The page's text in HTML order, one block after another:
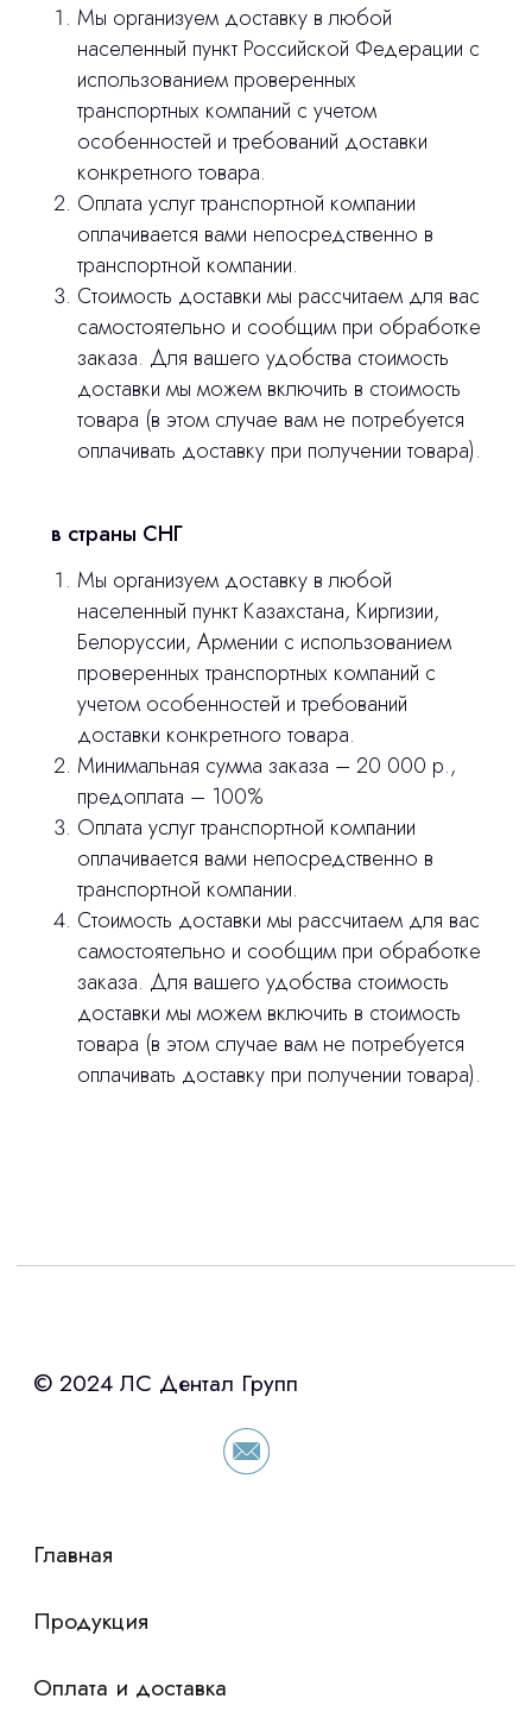
Мы организуем доставку в любой
населенный пункт Российской Федерации с
использованием проверенных
транспортных компаний с учетом
особенностей и требований доставки
конкретного товара.
Оплата услуг транспортной компании
оплачивается вами непосредственно в
транспортной компании.
Стоимость доставки мы рассчитаем для вас
самостоятельно и сообщим при обработке
заказа. Для вашего удобства стоимость
доставки мы можем включить в стоимость
товара (в этом случае вам не потребуется
оплачивать доставку при получении товара).
в страны СНГ
Мы организуем доставку в любой
населенный пункт Казахстана, Киргизии,
Белоруссии, Армении с использованием
проверенных транспортных компаний с
учетом особенностей и требований
доставки конкретного товара.
Минимальная сумма заказа – 20 000 р.,
предоплата – 100%
Оплата услуг транспортной компании
оплачивается вами непосредственно в
транспортной компании.
Стоимость доставки мы рассчитаем для вас
самостоятельно и сообщим при обработке
заказа. Для вашего удобства стоимость
доставки мы можем включить в стоимость
товара (в этом случае вам не потребуется
оплачивать доставку при получении товара).
Интересует лизинг?
«Уралпромлизинг» подберем выгодные
условия по лизингу оборудования,
просто оставьте контакты чтобы мы
сориентировали по условиям
сделано
Лицензирование
Изготовление хирургических шаблонов
Политика конфиденциальности
stasicus